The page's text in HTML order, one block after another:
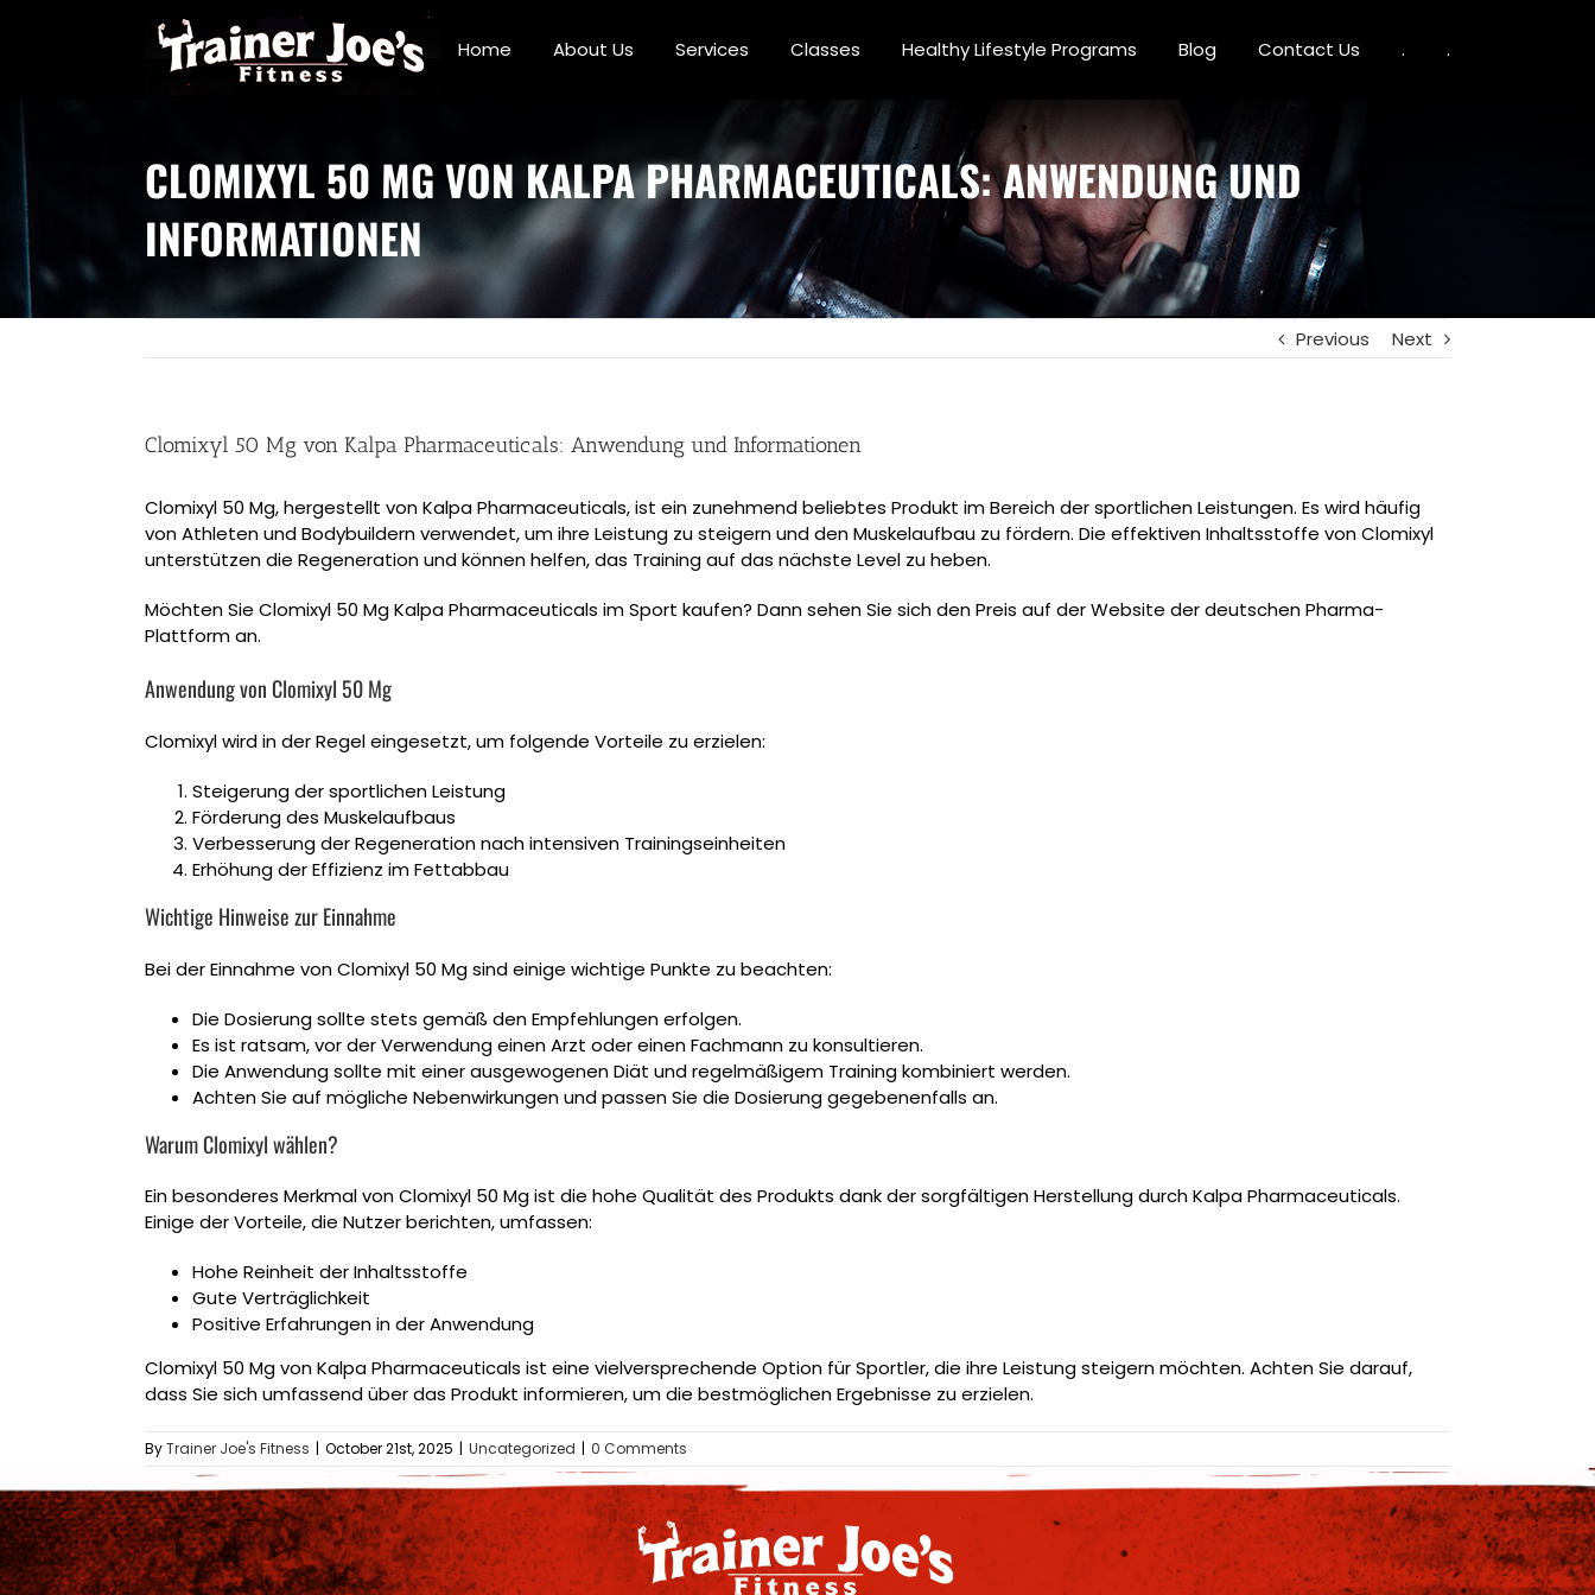
Home About Us Services Classes Healthy Lifestyle Programs Blog Contact Us . .
CLOMIXYL 50 MG VON KALPA PHARMACEUTICALS: ANWENDUNG UND
INFORMATIONEN
Previous Next
Clomixyl 50 Mg von Kalpa Pharmaceuticals: Anwendung und Informationen
Clomixyl 50 Mg, hergestellt von Kalpa Pharmaceuticals, ist ein zunehmend beliebtes Produkt im Bereich der sportlichen Leistungen. Es wird häufig
von Athleten und Bodybuildern verwendet, um ihre Leistung zu steigern und den Muskelaufbau zu fördern. Die effektiven Inhaltsstoffe von Clomixyl
unterstützen die Regeneration und können helfen, das Training auf das nächste Level zu heben.
Möchten Sie Clomixyl 50 Mg Kalpa Pharmaceuticals im Sport kaufen? Dann sehen Sie sich den Preis auf der Website der deutschen Pharma-
Plattform an.
Anwendung von Clomixyl 50 Mg
Clomixyl wird in der Regel eingesetzt, um folgende Vorteile zu erzielen:
Steigerung der sportlichen Leistung
Förderung des Muskelaufbaus
Verbesserung der Regeneration nach intensiven Trainingseinheiten
Erhöhung der Effizienz im Fettabbau
Wichtige Hinweise zur Einnahme
Bei der Einnahme von Clomixyl 50 Mg sind einige wichtige Punkte zu beachten:
Die Dosierung sollte stets gemäß den Empfehlungen erfolgen.
Es ist ratsam, vor der Verwendung einen Arzt oder einen Fachmann zu konsultieren.
Die Anwendung sollte mit einer ausgewogenen Diät und regelmäßigem Training kombiniert werden.
Achten Sie auf mögliche Nebenwirkungen und passen Sie die Dosierung gegebenenfalls an.
Warum Clomixyl wählen?
Ein besonderes Merkmal von Clomixyl 50 Mg ist die hohe Qualität des Produkts dank der sorgfältigen Herstellung durch Kalpa Pharmaceuticals.
Einige der Vorteile, die Nutzer berichten, umfassen:
Hohe Reinheit der Inhaltsstoffe
Gute Verträglichkeit
Positive Erfahrungen in der Anwendung
Clomixyl 50 Mg von Kalpa Pharmaceuticals ist eine vielversprechende Option für Sportler, die ihre Leistung steigern möchten. Achten Sie darauf,
dass Sie sich umfassend über das Produkt informieren, um die bestmöglichen Ergebnisse zu erzielen.
ByTrainer Joe's Fitness | October 21st, 2025 | Uncategorized | 0 Comments